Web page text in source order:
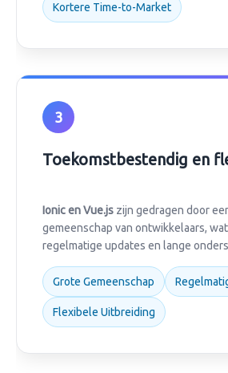
Kortere Time-to-Market
3
Toekomstbestendig en
Ionic en Vue.js zijn gedragen door
gemeenschap van ontwikkelaars,
regelmatige updates en lange
Grote Gemeenschap
Flexibele Uitbreiding